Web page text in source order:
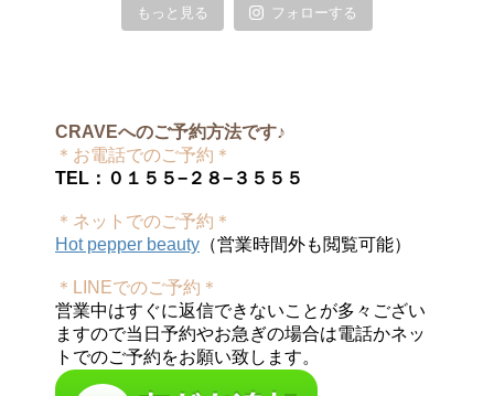
もっと見る フォローする
CRAVEへのご予約方法です♪
＊お電話でのご予約＊
TEL：０１５５−２８−３５５５
＊ネットでのご予約＊
Hot pepper beauty （営業時間外も閲覧可能）
＊LINEでのご予約＊
営業中はすぐに返信できないことが多々ござい
ますので当日予約やお急ぎの場合は電話かネッ
トでのご予約をお願い致します。